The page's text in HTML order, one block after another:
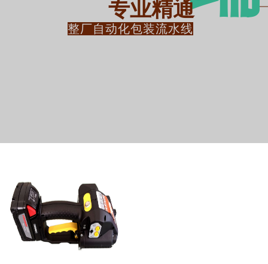
专业精通
整厂自动化包装流水线